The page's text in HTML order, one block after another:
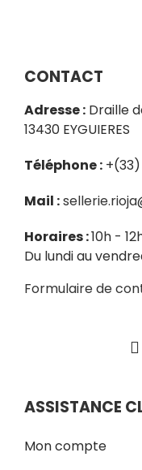
CONTACT
Adresse : Draille
13430 EYGUIERES
Téléphone :
Mail :
Horaires :10h -
Du lundi au
Formulaire de
ASSISTANCE
Mon compte